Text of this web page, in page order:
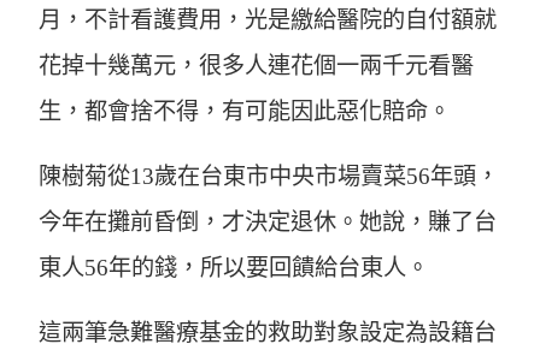
月，不計看護費用，光是繳給醫院的自付額就
花掉十幾萬元，很多人連花個一兩千元看醫
生，都會捨不得，有可能因此惡化賠命。
陳樹菊從13歲在台東市中央市場賣菜56年頭，
今年在攤前昏倒，才決定退休。她說，賺了台
東人56年的錢，所以要回饋給台東人。
這兩筆急難醫療基金的救助對象設定為設籍台